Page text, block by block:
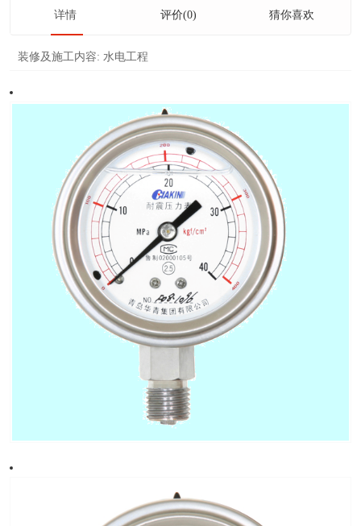
详情 评价(0) 猜你喜欢
装修及施工内容: 水电工程